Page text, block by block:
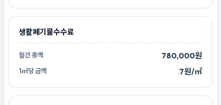
생활폐기물수수료
780,000원
7원/㎡